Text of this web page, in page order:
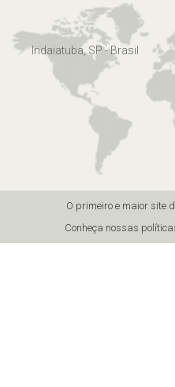
Indaiatuba, SP - Brasil
O primeiro e maior site
Conheça nossas